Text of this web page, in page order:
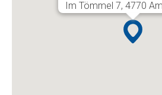
Im Tömmel 7, 4770